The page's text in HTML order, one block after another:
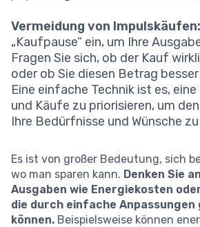
Vermeidung von Impulskäufen:
„Kaufpause“ ein, um Ihre
Fragen Sie sich, ob der Kauf
oder ob Sie diesen Betrag
Eine einfache Technik ist es,
und Käufe zu priorisieren, um
Ihre Bedürfnisse und Wünsche
Es ist von großer Bedeutung, sich
wo man sparen kann. Denken Sie
Ausgaben wie Energiekosten
die durch einfache Anpassungen
können. Beispielsweise können